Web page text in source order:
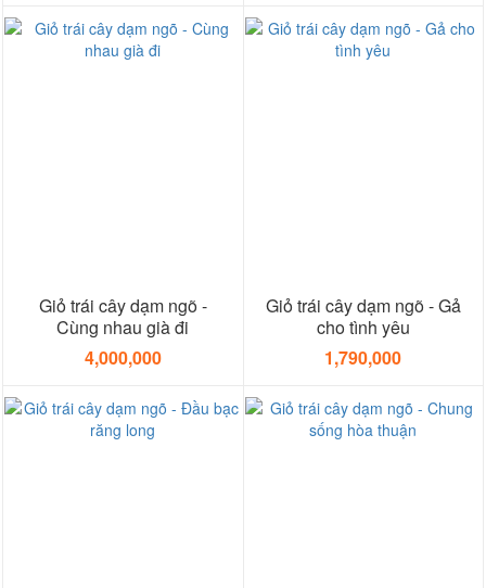
Giỏ trái cây dạm ngõ -
Cùng nhau già đi
4,000,000
Giỏ trái cây dạm ngõ - Gả
cho tình yêu
1,790,000